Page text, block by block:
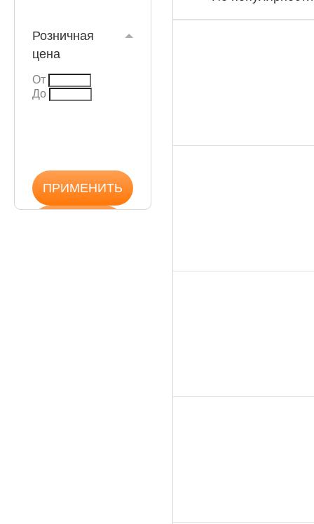
Розничная
цена
От
До